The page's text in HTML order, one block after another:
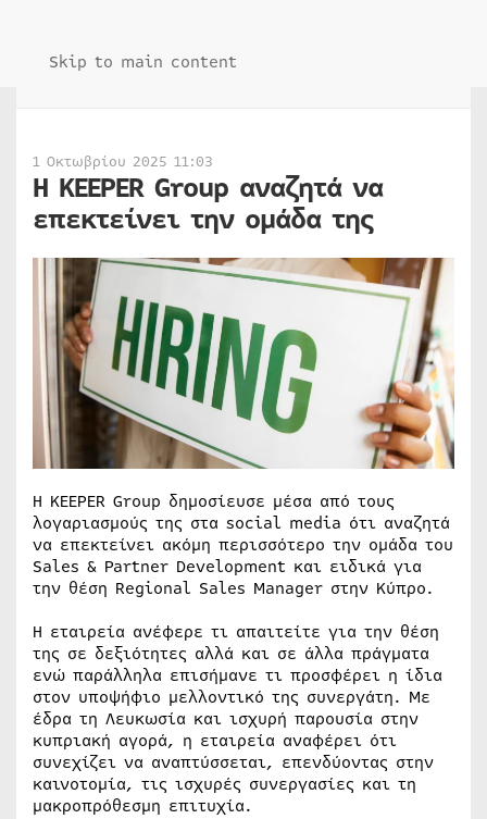
Skip to main content
1 Οκτωβρίου 2025 11:03
Η KEEPER Group αναζητά να
επεκτείνει την ομάδα της
Η KEEPER Group δημοσίευσε μέσα από τους
λογαριασμούς της στα social media ότι αναζητά
να επεκτείνει ακόμη περισσότερο την ομάδα του
Sales & Partner Development και ειδικά για
την θέση Regional Sales Manager στην Κύπρο.
Η εταιρεία ανέφερε τι απαιτείτε για την θέση
της σε δεξιότητες αλλά και σε άλλα πράγματα
ενώ παράλληλα επισήμανε τι προσφέρει η ίδια
στον υποψήφιο μελλοντικό της συνεργάτη. Με
έδρα τη Λευκωσία και ισχυρή παρουσία στην
κυπριακή αγορά, η εταιρεία αναφέρει ότι
συνεχίζει να αναπτύσσεται, επενδύοντας στην
καινοτομία, τις ισχυρές συνεργασίες και τη
μακροπρόθεσμη επιτυχία.